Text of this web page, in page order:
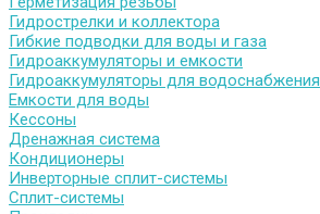
Гидрострелки и коллектора
Гибкие подводки для воды и газа
Гидроаккумуляторы и емкости
Гидроаккумуляторы для водоснабжения
Емкости для воды
Кессоны
Дренажная система
Кондиционеры
Инверторные сплит-системы
Сплит-системы